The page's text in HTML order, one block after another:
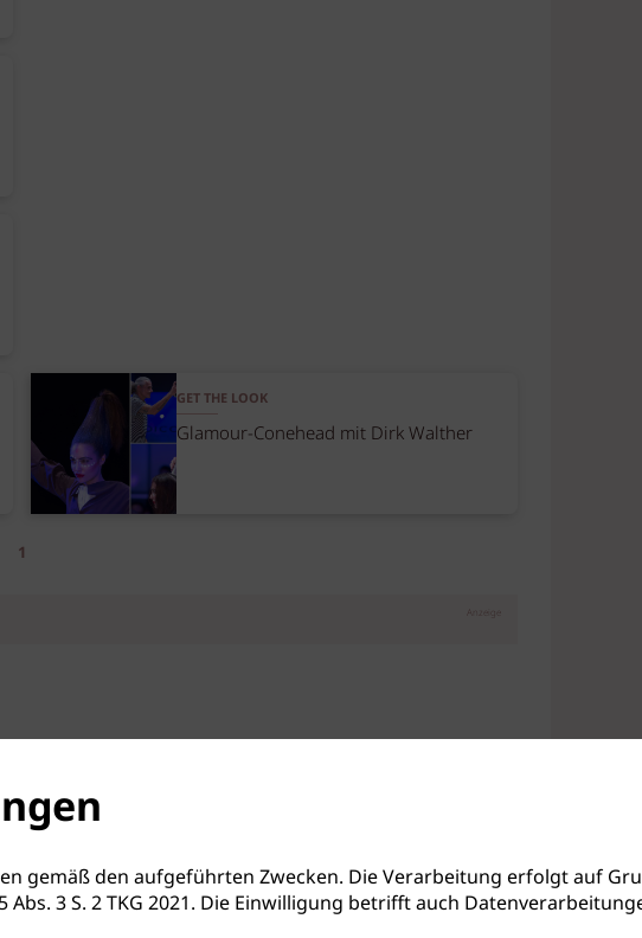
GET THE LOOK
Glamour-Conehead mit Dirk Walther
1
Anzeige
gemäß den aufgeführten Zwecken. Die Verarbeitung erfolgt auf
Abs. 3 S. 2 TKG 2021. Die Einwilligung betrifft auch